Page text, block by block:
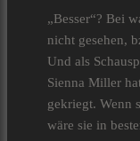
„Besser“? Bei
nicht gesehen,
Und als
Sienna Miller
gekriegt. Wenn
wäre sie in